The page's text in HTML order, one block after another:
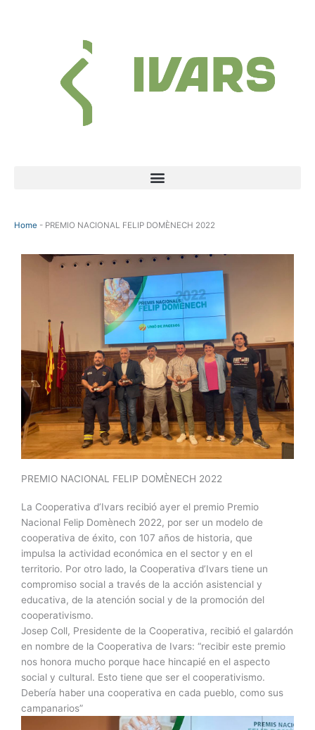
Menu
Home - PREMIO NACIONAL FELIP DOMÈNECH 2022
PREMIO NACIONAL FELIP DOMÈNECH 2022
La Cooperativa d’Ivars recibió ayer el premio Premio
Nacional Felip Domènech 2022, por ser un modelo de
cooperativa de éxito, con 107 años de historia, que
impulsa la actividad económica en el sector y en el
territorio. Por otro lado, la Cooperativa d’Ivars tiene un
compromiso social a través de la acción asistencial y
educativa, de la atención social y de la promoción del
cooperativismo.
Josep Coll, Presidente de la Cooperativa, recibió el galardón
en nombre de la Cooperativa de Ivars: “recibir este premio
nos honora mucho porque hace hincapié en el aspecto
social y cultural. Esto tiene que ser el cooperativismo.
Debería haber una cooperativa en cada pueblo, como sus
campanarios”